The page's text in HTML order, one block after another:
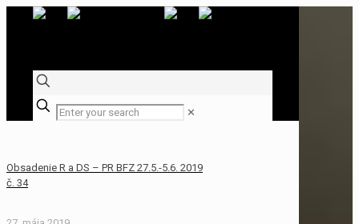
✕
Obsadenie R a DS – PR BFZ 27.5.-5.6. 2019
č. 34